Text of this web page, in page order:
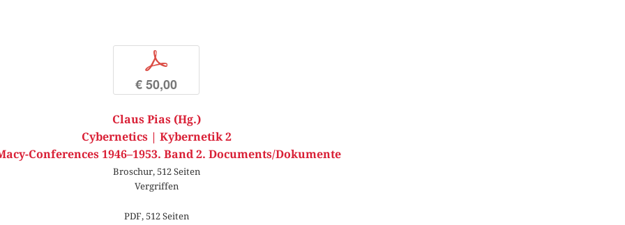
p
€ 50,00
Claus Pias (Hg.)
Cybernetics | Kybernetik 2
Conferences 1946–1953. Band 2. Documents/Dokumente
Broschur, 512 Seiten
Vergriffen
PDF, 512 Seiten